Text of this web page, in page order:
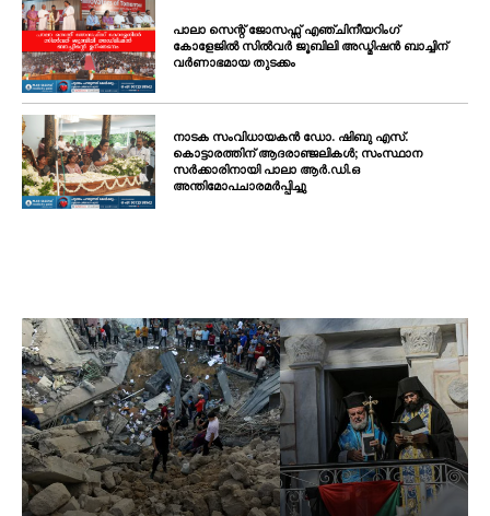
പാലാ സെന്റ് ജോസഫ്സ് എഞ്ചിനീയറിംഗ്
കോളേജിൽ സിൽവർ ജൂബിലി അഡ്മിഷൻ ബാച്ചിന്
വർണാഭമായ തുടക്കം
നാടക സംവിധായകൻ ഡോ. ഷിബു എസ്.
കൊട്ടാരത്തിന് ആദരാഞ്ജലികൾ; സംസ്ഥാന
സർക്കാരിനായി പാലാ ആർ.ഡി.ഒ
അന്തിമോപചാരമർപ്പിച്ചു